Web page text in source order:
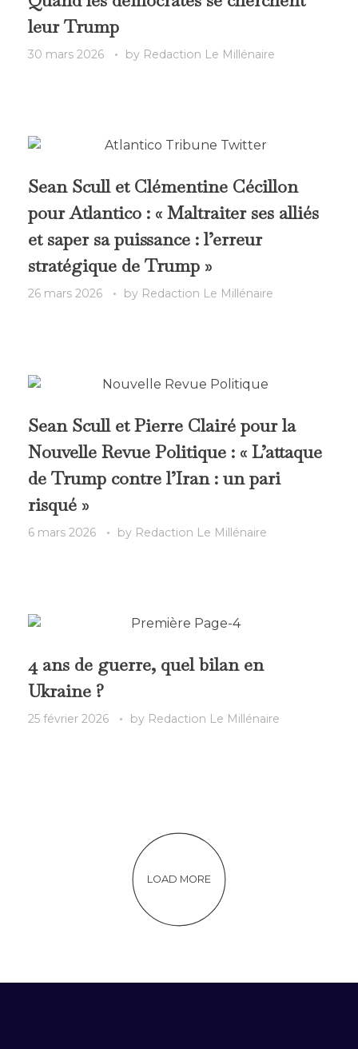
leur Trump
30 mars 2026 by Redaction Le Millénaire
Sean Scull et Clémentine Cécillon
pour Atlantico : « Maltraiter ses alliés
et saper sa puissance : l’erreur
stratégique de Trump »
26 mars 2026 by Redaction Le Millénaire
Sean Scull et Pierre Clairé pour la
Nouvelle Revue Politique : « L’attaque
de Trump contre l’Iran : un pari
risqué »
6 mars 2026 by Redaction Le Millénaire
4 ans de guerre, quel bilan en
Ukraine ?
25 février 2026 by Redaction Le Millénaire
LOAD MORE